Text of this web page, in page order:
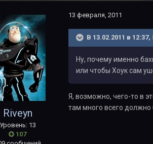
Riveyn
Уровень: 13
107
13 февраля, 2011
В 13.02.2011 в
Ну, почему именно
или чтобы Хоук сам
Я, возможно, чего-то в
там много всего